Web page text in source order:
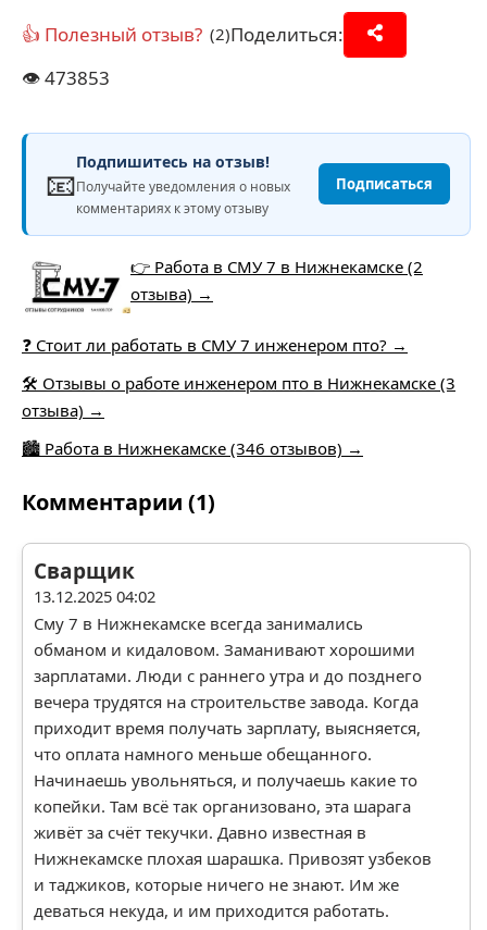
👍 Полезный отзыв? (2)Поделиться:
👁️473853
📧
Подпишитесь на отзыв!
Получайте уведомления о новых
комментариях к этому отзыву
Подписаться
👉 Работа в СМУ 7 в Нижнекамске (2
отзыва) →
❓ Стоит ли работать в СМУ 7 инженером пто? →
🛠️ Отзывы о работе инженером пто в Нижнекамске (3
отзыва) →
🏙️ Работа в Нижнекамске (346 отзывов) →
Комментарии (1)
Сварщик
13.12.2025 04:02
Сму 7 в Нижнекамске всегда занимались
обманом и кидаловом. Заманивают хорошими
зарплатами. Люди с раннего утра и до позднего
вечера трудятся на строительстве завода. Когда
приходит время получать зарплату, выясняется,
что оплата намного меньше обещанного.
Начинаешь увольняться, и получаешь какие то
копейки. Там всё так организовано, эта шарага
живёт за счёт текучки. Давно известная в
Нижнекамске плохая шарашка. Привозят узбеков
и таджиков, которые ничего не знают. Им же
деваться некуда, и им приходится работать.